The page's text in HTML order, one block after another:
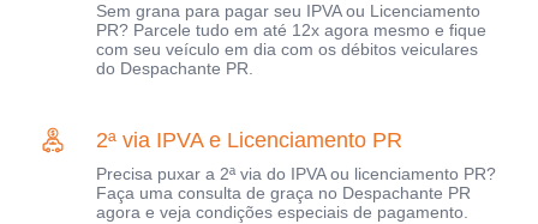
Sem grana para pagar seu IPVA ou Licenciamento
PR? Parcele tudo em até 12x agora mesmo e fique
com seu veículo em dia com os débitos veiculares
do Despachante PR.
2ª via IPVA e Licenciamento PR
Precisa puxar a 2ª via do IPVA ou licenciamento PR?
Faça uma consulta de graça no Despachante PR
agora e veja condições especiais de pagamento.